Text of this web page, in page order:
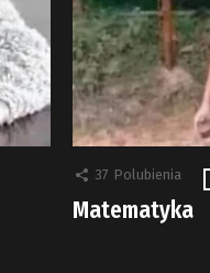
37 Polubienia
Matematyka